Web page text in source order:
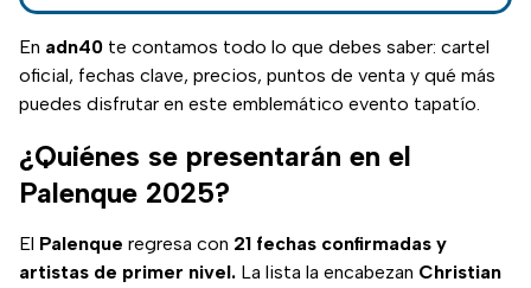
detalles para vivir
esta experiencia
musical única.
En adn40 te contamos todo lo que debes saber: cartel
oficial, fechas clave, precios, puntos de venta y qué más
puedes disfrutar en este emblemático evento tapatío.
¿Quiénes se presentarán en el
Palenque 2025?
El Palenque regresa con 21 fechas confirmadas y
artistas de primer nivel. La lista la encabezan Christian